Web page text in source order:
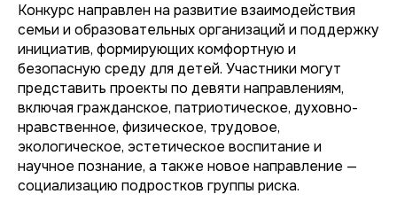
Конкурс направлен на развитие взаимодействия
семьи и образовательных организаций и поддержку
инициатив, формирующих комфортную и
безопасную среду для детей. Участники могут
представить проекты по девяти направлениям,
включая гражданское, патриотическое, духовно-
нравственное, физическое, трудовое,
экологическое, эстетическое воспитание и
научное познание, а также новое направление —
социализацию подростков группы риска.